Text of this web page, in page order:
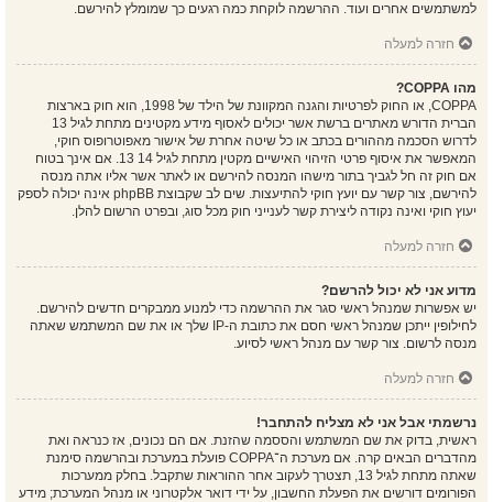
למשתמשים אחרים ועוד. ההרשמה לוקחת כמה רגעים כך שמומלץ להירשם.
חזרה למעלה
מהו COPPA?
COPPA, או החוק לפרטיות והגנה המקוונת של הילד של 1998, הוא חוק בארצות
הברית הדורש מאתרים ברשת אשר יכולים לאסוף מידע מקטינים מתחת לגיל 13
לדרוש הסכמה מההורים בכתב או כל שיטה אחרת של אישור מאפוטרופוס חוקי,
המאפשר את איסוף פרטי הזיהוי האישיים מקטין מתחת לגיל 14 13. אם אינך בטוח
אם חוק זה חל לגביך בתור מישהו המנסה להירשם או לאתר אשר אליו אתה מנסה
להירשם, צור קשר עם יועץ חוקי להתיעצות. שים לב שקבוצת phpBB אינה יכולה לספק
יעוץ חוקי ואינה נקודה ליצירת קשר לענייני חוק מכל סוג, ובפרט הרשום להלן.
חזרה למעלה
מדוע אני לא יכול להרשם?
יש אפשרות שמנהל ראשי סגר את ההרשמה כדי למנוע ממבקרים חדשים להירשם.
לחילופין ייתכן שמנהל ראשי חסם את כתובת ה-IP שלך או את שם המשתמש שאתה
מנסה לרשום. צור קשר עם מנהל ראשי לסיוע.
חזרה למעלה
נרשמתי אבל אני לא מצליח להתחבר!
ראשית, בדוק את שם המשתמש והססמה שהזנת. אם הם נכונים, אז כנראה ואת
מהדברים הבאים קרה. אם מערכת ה־COPPA פועלת במערכת ובהרשמה סימנת
שאתה מתחת לגיל 13, תצטרך לעקוב אחר ההוראות שתקבל. בחלק ממערכות
הפורומים דורשים את הפעלת החשבון, על ידי דואר אלקטרוני או מנהל המערכת; מידע